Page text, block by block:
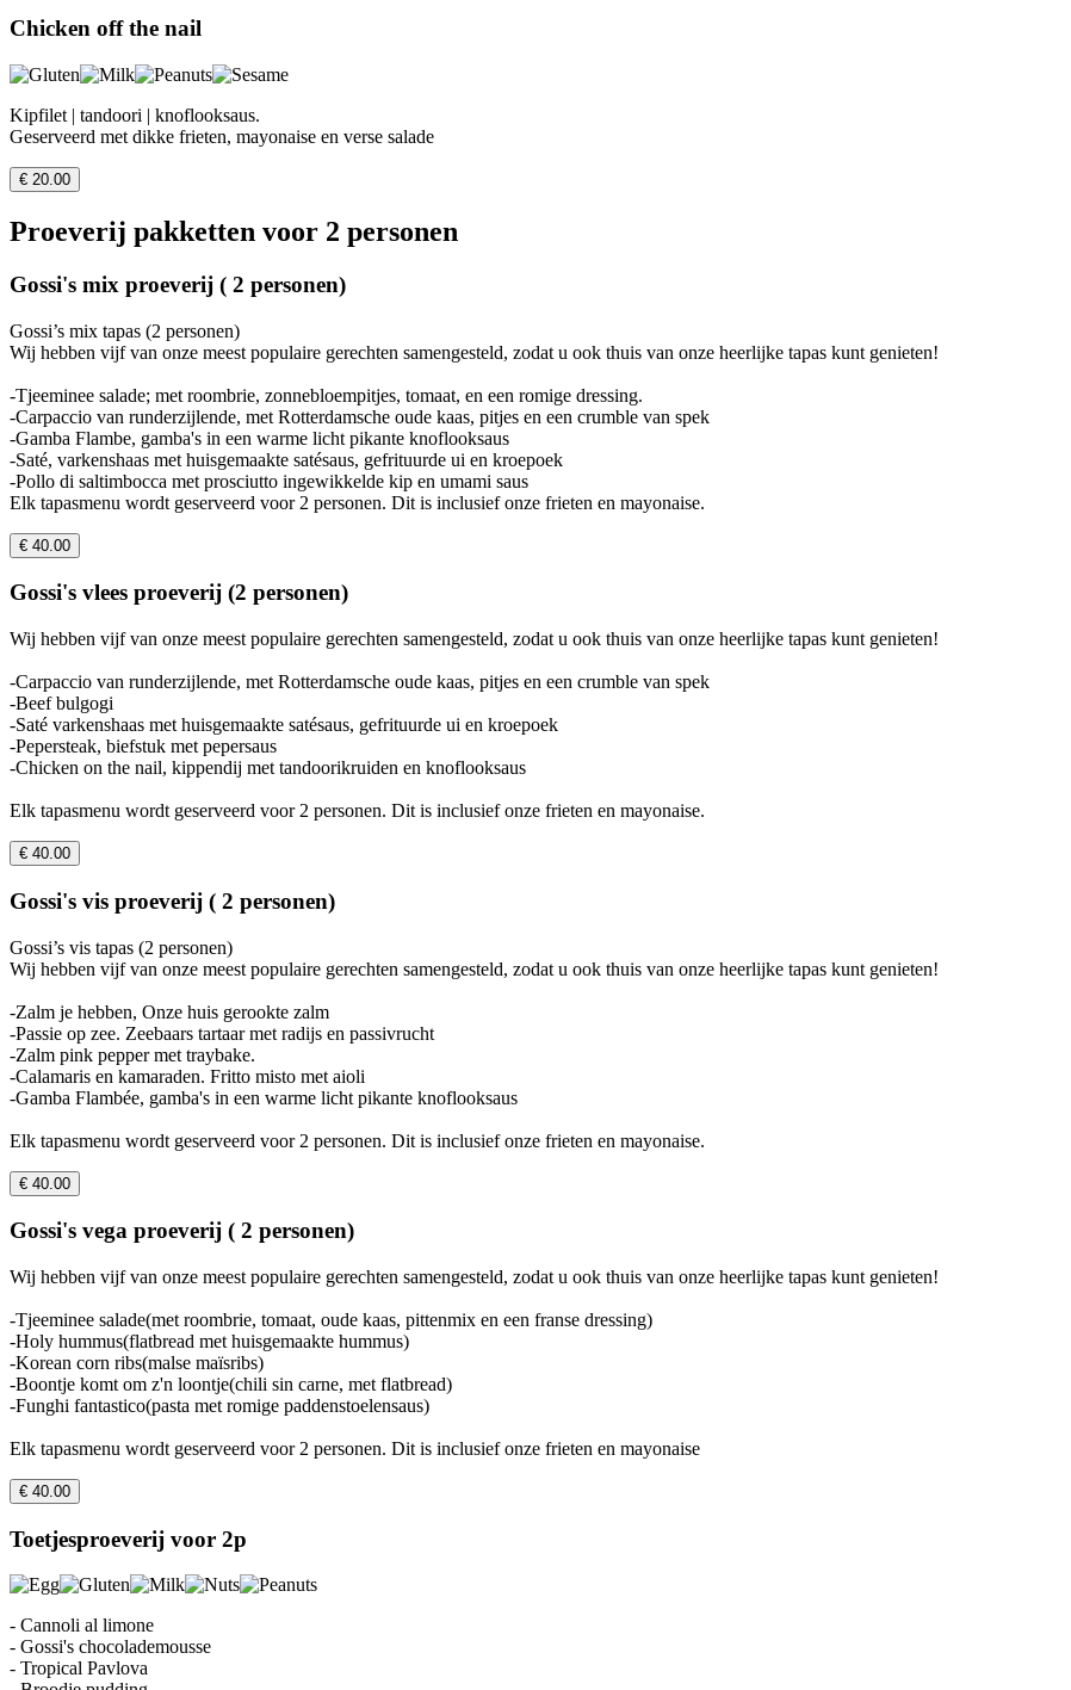
Chicken off the nail
Kipfilet | tandoori | knoflooksaus.
Geserveerd met dikke frieten, mayonaise en verse salade
€ 20.00
Proeverij pakketten voor 2 personen
Gossi's mix proeverij ( 2 personen)
Gossi’s mix tapas (2 personen)
Wij hebben vijf van onze meest populaire gerechten samengesteld, zodat u ook thuis van onze heerlijke tapas kunt genieten!
-Tjeeminee salade; met roombrie, zonnebloempitjes, tomaat, en een romige dressing.
-Carpaccio van runderzijlende, met Rotterdamsche oude kaas, pitjes en een crumble van spek
-Gamba Flambe, gamba's in een warme licht pikante knoflooksaus
-Saté, varkenshaas met huisgemaakte satésaus, gefrituurde ui en kroepoek
-Pollo di saltimbocca met prosciutto ingewikkelde kip en umami saus
Elk tapasmenu wordt geserveerd voor 2 personen. Dit is inclusief onze frieten en mayonaise.
€ 40.00
Gossi's vlees proeverij (2 personen)
Wij hebben vijf van onze meest populaire gerechten samengesteld, zodat u ook thuis van onze heerlijke tapas kunt genieten!
-Carpaccio van runderzijlende, met Rotterdamsche oude kaas, pitjes en een crumble van spek
-Beef bulgogi
-Saté varkenshaas met huisgemaakte satésaus, gefrituurde ui en kroepoek
-Pepersteak, biefstuk met pepersaus
-Chicken on the nail, kippendij met tandoorikruiden en knoflooksaus
Elk tapasmenu wordt geserveerd voor 2 personen. Dit is inclusief onze frieten en mayonaise.
€ 40.00
Gossi's vis proeverij ( 2 personen)
Gossi’s vis tapas (2 personen)
Wij hebben vijf van onze meest populaire gerechten samengesteld, zodat u ook thuis van onze heerlijke tapas kunt genieten!
-Zalm je hebben, Onze huis gerookte zalm
-Passie op zee. Zeebaars tartaar met radijs en passivrucht
-Zalm pink pepper met traybake.
-Calamaris en kamaraden. Fritto misto met aioli
-Gamba Flambée, gamba's in een warme licht pikante knoflooksaus
Elk tapasmenu wordt geserveerd voor 2 personen. Dit is inclusief onze frieten en mayonaise.
€ 40.00
Gossi's vega proeverij ( 2 personen)
Wij hebben vijf van onze meest populaire gerechten samengesteld, zodat u ook thuis van onze heerlijke tapas kunt genieten!
-Tjeeminee salade(met roombrie, tomaat, oude kaas, pittenmix en een franse dressing)
-Holy hummus(flatbread met huisgemaakte hummus)
-Korean corn ribs(malse maïsribs)
-Boontje komt om z'n loontje(chili sin carne, met flatbread)
-Funghi fantastico(pasta met romige paddenstoelensaus)
Elk tapasmenu wordt geserveerd voor 2 personen. Dit is inclusief onze frieten en mayonaise
€ 40.00
Toetjesproeverij voor 2p
- Cannoli al limone
- Gossi's chocolademousse
- Tropical Pavlova